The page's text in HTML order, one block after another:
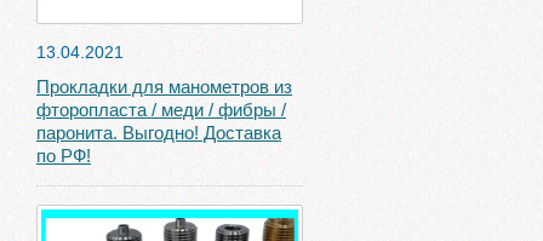
13.04.2021
Прокладки для манометров из
фторопласта / меди / фибры /
паронита. Выгодно! Доставка
по РФ!